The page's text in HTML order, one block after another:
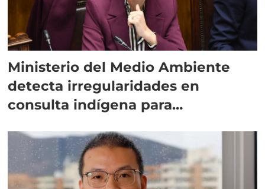
Ministerio del Medio Ambiente
detecta irregularidades en
consulta indígena para